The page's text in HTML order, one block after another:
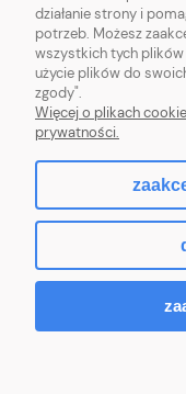
ZLARO| ul. Fiołkowa
zlaro.krakow@gmail.com
działanie strony i
potrzeb. Możesz
wszystkich tych
użycie plików do
zgody".
Więcej o plikach
prywatności.